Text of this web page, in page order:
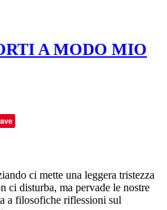
A MODO MIO
ci mette una leggera tristezza
ci disturba, ma pervade le nostre
a filosofiche riflessioni sul